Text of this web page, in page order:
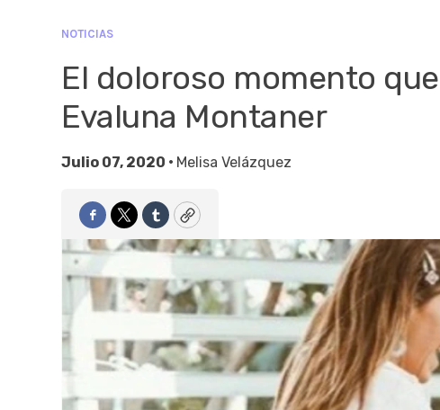
NOTICIAS
El doloroso momento
Evaluna Montaner
Julio 07, 2020 • Melisa Velázquez
Facebook
TwitterTumblrCopy